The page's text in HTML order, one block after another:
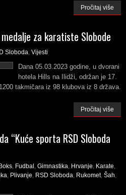
Pročitaj više
za karatiste Slobode
Sloboda, Vijesti
Dana 05.03.2023 godine, u dvorani
hotela Hills na Ilidži, održan je 17.
takmičara iz 98 klubova iz 8 država.
Pročitaj više
“Kuće sporta RSD Sloboda
Boks, Fudbal , Gimnastika, Hrvanje, Karate,
, Plivanje, RSD Sloboda, Rukomet, Šah,